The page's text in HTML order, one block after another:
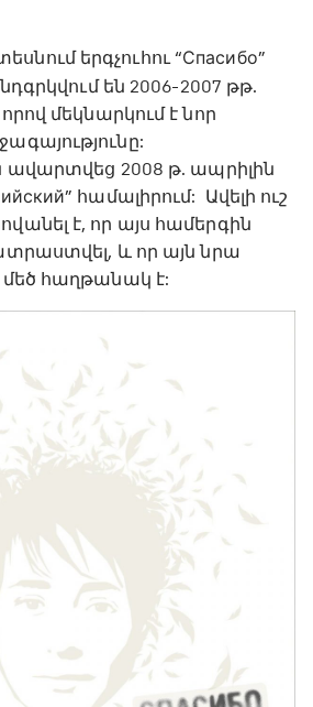
երգչուհու “Спасибо”
են 2006-2007 թթ.
մեկնարկում է նոր
ավարտվեց 2008 թ. ապրիլին
համալիրում: Ավելի ուշ
է, որ այս համերգին
և որ այն նրա
հաղթանակ է: